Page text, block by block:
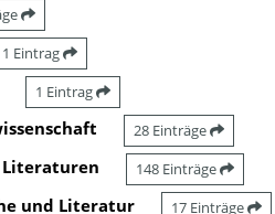
1 Eintrag
1 Eintrag
28 Einträge
Literaturen 148 Einträge
und Literatur 17 Einträge